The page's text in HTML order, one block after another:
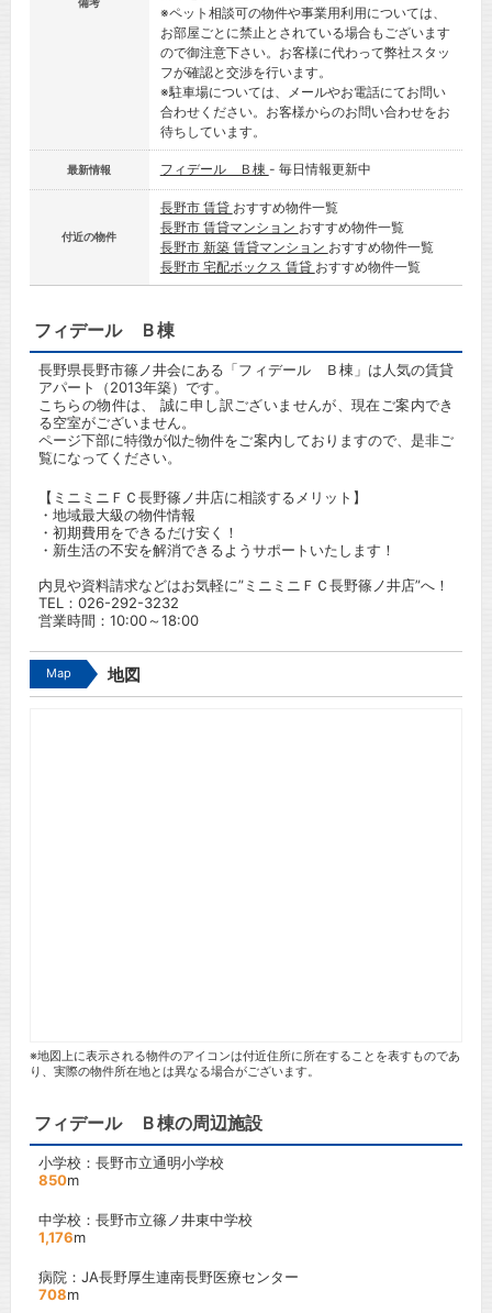
※ペット相談可の物件や事業用利用については、
お部屋ごとに禁止とされている場合もございます
ので御注意下さい。お客様に代わって弊社スタッ
フが確認と交渉を行います。
※駐車場については、メールやお電話にてお問い
合わせください。お客様からのお問い合わせをお
待ちしています。
最新情報 フィデール Ｂ棟 - 毎日情報更新中
付近の物件
長野市 賃貸 おすすめ物件一覧
長野市 賃貸マンション おすすめ物件一覧
長野市 新築 賃貸マンション おすすめ物件一覧
長野市 宅配ボックス 賃貸 おすすめ物件一覧
フィデール Ｂ棟
長野県長野市篠ノ井会にある「フィデール Ｂ棟」は人気の賃貸
アパート（2013年築）です。
こちらの物件は、 誠に申し訳ございませんが、現在ご案内でき
る空室がございません。
ページ下部に特徴が似た物件をご案内しておりますので、是非ご
覧になってください。
【ミニミニＦＣ長野篠ノ井店に相談するメリット】
・地域最大級の物件情報
・初期費用をできるだけ安く！
・新生活の不安を解消できるようサポートいたします！
内見や資料請求などはお気軽に”ミニミニＦＣ長野篠ノ井店”へ！
TEL： 026-292-3232
営業時間：10:00～18:00
Map 地図
※地図上に表示される物件のアイコンは付近住所に所在することを表すものであ
り、実際の物件所在地とは異なる場合がございます。
フィデール Ｂ棟の周辺施設
小学校：長野市立通明小学校
850m
中学校：長野市立篠ノ井東中学校
1,176m
病院：JA長野厚生連南長野医療センター
708m